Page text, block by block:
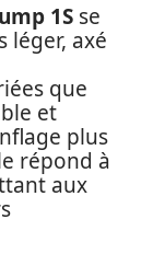
1S se
léger, axé
que
et
plus
répond à
aux